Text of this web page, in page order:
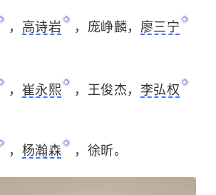
， 高诗岩 ，庞峥麟， 廖三宁
， 崔永熙 ，王俊杰， 李弘权
， 杨瀚森 ，徐昕。